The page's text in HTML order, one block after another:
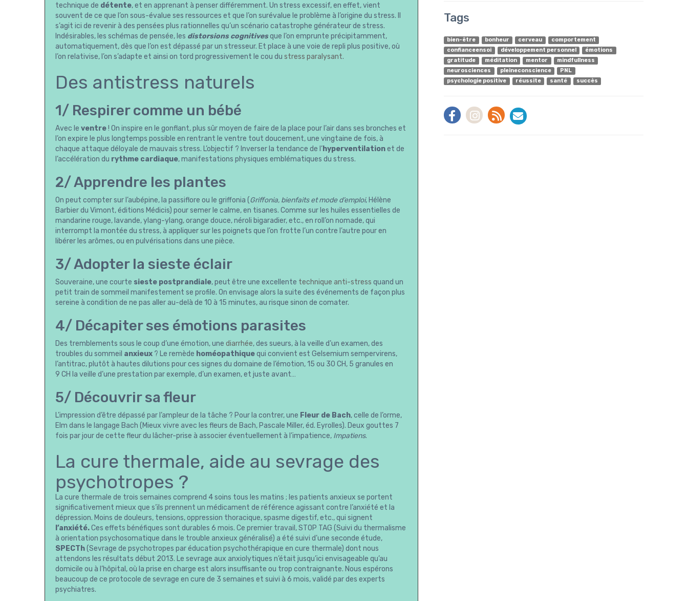
technique de détente, et en apprenant à penser différemment. Un stress excessif, en effet, vient
souvent de ce que l’on sous-évalue ses ressources et que l’on surévalue le problème à l’origine du stress. Il
s’agit ici de revenir à des pensées plus rationnelles qu’un scénario catastrophe générateur de stress.
Indésirables, les schémas de pensée, les distorsions cognitivesque l’on emprunte précipitamment,
automatiquement, dès que l’on est dépassé par un stresseur. Et place à une voie de repli plus positive, où
l’on relativise, l’on s’adapte et ainsi on tord progressivement le cou du stress paralysant.
Des antistress naturels
1/ Respirer comme un bébé
Avec le ventre! On inspire en le gonflant, plus sûr moyen de faire de la place pour l’air dans ses bronches et
l’on expire le plus longtemps possible en rentrant le ventre tout doucement, une vingtaine de fois, à
chaque attaque déloyale de mauvais stress. L’objectif ? Inverser la tendance de l’hyperventilationet de
l’accélération du rythme cardiaque, manifestations physiques emblématiques du stress.
2/ Apprendre les plantes
On peut compter sur l’aubépine, la passiflore ou le griffonia (Griffonia, bienfaits et mode d’emploi, Hélène
Barbier du Vimont, éditions Médicis) pour semer le calme, en tisanes. Comme sur les huiles essentielles de
mandarine rouge, lavande, ylang-ylang, orange douce, néroli bigaradier, etc., en roll’on nomade, qui
interrompt la montée du stress, à appliquer sur les poignets que l’on frotte l’un contre l’autre pour en
libérer les arômes, ou en pulvérisations dans une pièce.
3/ Adopter la sieste éclair
Souveraine, une courte sieste postprandiale, peut être une excellente technique anti-stress quand un
petit train de sommeil manifestement se profile. On envisage alors la suite des événements de façon plus
sereine à condition de ne pas aller au-delà de 10 à 15 minutes, au risque sinon de comater.
4/ Décapiter ses émotions parasites
Des tremblements sous le coup d’une émotion, une diarrhée, des sueurs, à la veille d’un examen, des
troubles du sommeil anxieux ? Le remède homéopathiquequi convient est Gelsemium sempervirens,
l’antitrac, plutôt à hautes dilutions pour ces signes du domaine de l’émotion, 15 ou 30 CH, 5 granules en
9 CH la veille d’une prestation par exemple, d’un examen, et juste avant…
5/ Découvrir sa fleur
L’impression d’être dépassé par l’ampleur de la tâche ? Pour la contrer, une Fleur de Bach, celle de l’orme,
Elm dans le langage Bach (Mieux vivre avec les fleurs de Bach, Pascale Miller, éd. Eyrolles). Deux gouttes 7
fois par jour de cette fleur du lâcher-prise à associer éventuellement à l’impatience, Impatiens.
La cure thermale, aide au sevrage des
psychotropes ?
La cure thermale de trois semaines comprend 4 soins tous les matins ; les patients anxieux se portent
significativement mieux que s’ils prennent un médicament de référence agissant contre l’anxiété et la
dépression. Moins de douleurs, tensions, oppression thoracique, spasme digestif, etc., qui signent
l’anxiété.Ces effets bénéfiques sont durables 6 mois. Ce premier travail, STOP TAG (Suivi du thermalisme
à orientation psychosomatique dans le trouble anxieux généralisé) a été suivi d’une seconde étude,
SPECTh(Sevrage de psychotropes par éducation psychothérapique en cure thermale) dont nous
attendons les résultats début 2013. Le sevrage aux anxiolytiques n’était jusqu’ici envisageable qu’au
domicile ou à l’hôpital, où la prise en charge est alors insuffisante ou trop contraignante. Nous espérons
beaucoup de ce protocole de sevrage en cure de 3 semaines et suivi à 6 mois, validé par des experts
psychiatres.
Tags
bien-être bonheur cerveau
comportement
confianceensoi
développement personnel
émotions
gratitude
méditation mentor
mindfullness
neurosciences
pleineconscience
PNL
psychologie positive
réussite santé succès